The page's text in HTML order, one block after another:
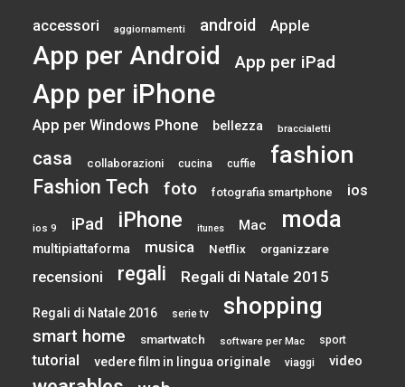
accessori aggiornamenti android Apple
App per Android App per iPad
App per iPhone
App per Windows Phone bellezza braccialetti
casa collaborazioni cucina cuffie fashion
Fashion Tech foto fotografia smartphone ios
ios 9 iPad iPhone itunes Mac moda
multipiattaforma musica Netflix organizzare
recensioni regali Regali di Natale 2015
Regali di Natale 2016 serie tv shopping
smart home smartwatch software per Mac sport
tutorial vedere film in lingua originale viaggi video